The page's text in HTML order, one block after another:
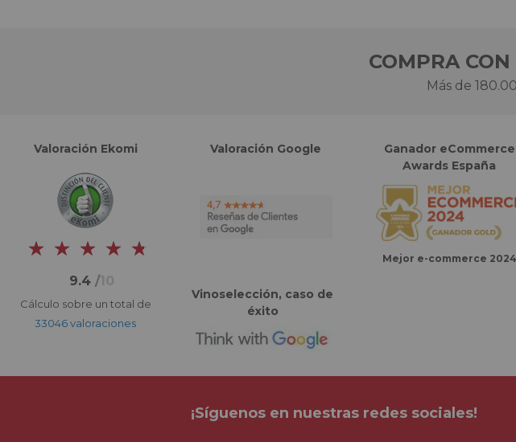
COMPRA
Más de
Valoración Ekomi
9.4 /10
Cálculo sobre un total de
33046 valoraciones
Valoración Google
Vinoselección, caso de
éxito
Ganador eCommerce
Awards España
Mejor e-commerce 2024
¡Síguenos en nuestras redes sociales!